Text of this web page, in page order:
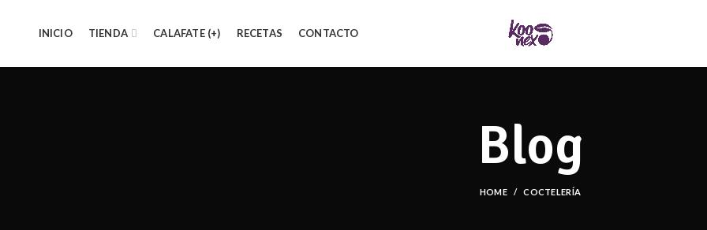
INICIO TIENDA CALAFATE (+) RECETAS CONTACTO
Blog
HOME COCTELERÍA